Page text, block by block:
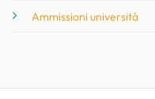
Ammissioni università